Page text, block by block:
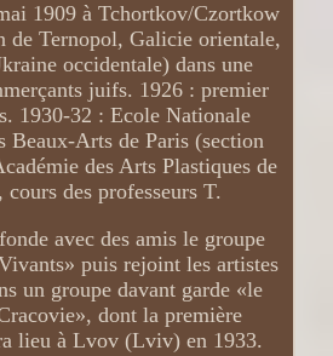
1909 à Tchortkov/Czortkow
de Ternopol, Galicie orientale,
occidentale) dans une
juifs. 1926 : premier
1930-32 : Ecole Nationale
Beaux-Arts de Paris (section
des Arts Plastiques de
cours des professeurs T.
avec des amis le groupe
puis rejoint les artistes
un groupe davant garde «le
dont la première
lieu à Lvov (Lviv) en 1933.